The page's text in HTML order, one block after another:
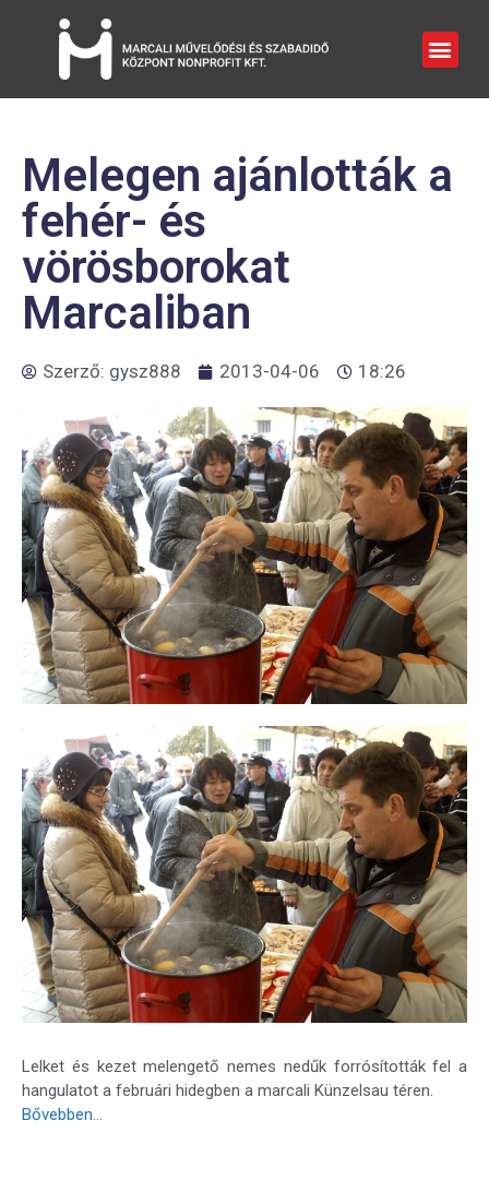
Melegen ajánlották a
fehér- és
vörösborokat
Marcaliban
Szerző: gysz888 2013-04-06 18:26
Lelket és kezet melengető nemes nedűk forrósították fel a
hangulatot a februári hidegben a marcali Künzelsau téren.
Bővebben…